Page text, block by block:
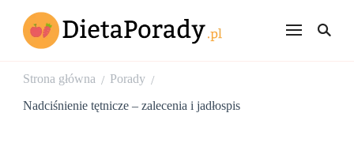
Rzeczowe porady
Strona główna / Porady /
Nadciśnienie tętnicze – zalecenia i jadłospis